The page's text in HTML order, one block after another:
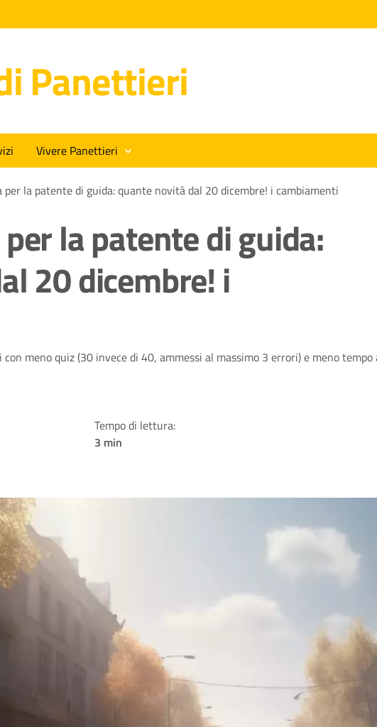
Panettieri
Vivere Panettieri
per la patente di guida: quante novità dal 20 dicembre! i cambiamenti
la patente di guida:
20 dicembre! i
meno quiz (30 invece di 40, ammessi al massimo 3 errori) e meno tempo
Tempo di lettura:
3 min